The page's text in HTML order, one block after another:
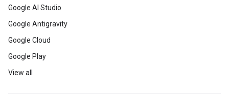
Google AI Studio
Google Antigravity
Google Cloud
Google Play
View all